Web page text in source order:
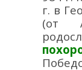
г. в
(от